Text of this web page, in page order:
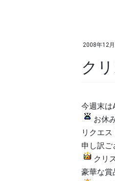
2008年12月
ク
今週末は
お休
リクエ
申し訳ご
クリ
豪華な賞